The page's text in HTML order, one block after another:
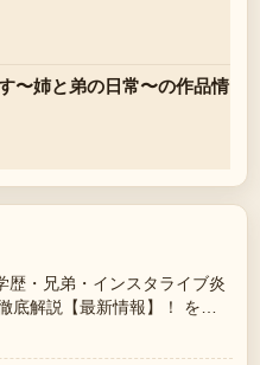
〜姉と弟の日常〜の作品情
歴・兄弟・インスタライブ炎
底解説【最新情報】！ を追
落ち着いていて信頼できま